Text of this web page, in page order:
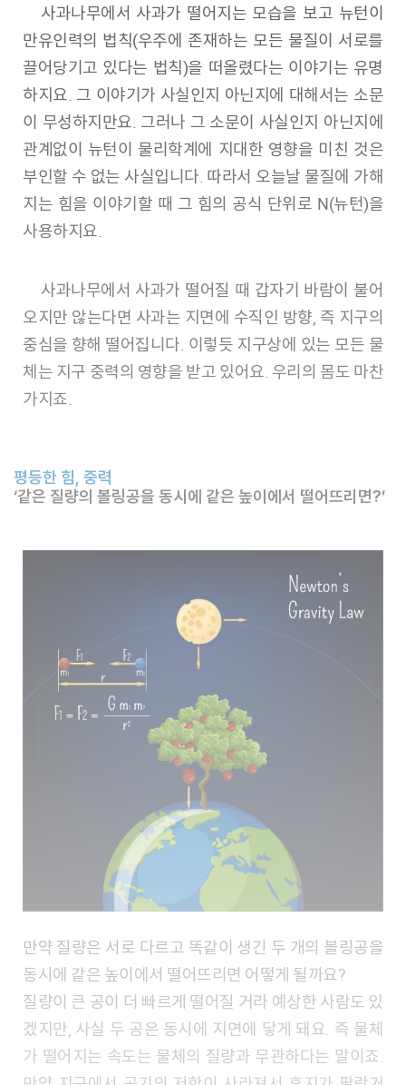
사과나무에서 사과가 떨어지는 모습을 보고 뉴턴이
만유인력의 법칙(우주에 존재하는 모든 물질이 서로를
끌어당기고 있다는 법칙)을 떠올렸다는 이야기는 유명
하지요. 그 이야기가 사실인지 아닌지에 대해서는 소문
이 무성하지만요. 그러나 그 소문이 사실인지 아닌지에
관계없이 뉴턴이 물리학계에 지대한 영향을 미친 것은
부인할 수 없는 사실입니다. 따라서 오늘날 물질에 가해
지는 힘을 이야기할 때 그 힘의 공식 단위로 N(뉴턴)을
사용하지요.
사과나무에서 사과가 떨어질 때 갑자기 바람이 불어
오지만 않는다면 사과는 지면에 수직인 방향, 즉 지구의
중심을 향해 떨어집니다. 이렇듯 지구상에 있는 모든 물
체는 지구 중력의 영향을 받고 있어요. 우리의 몸도 마찬
가지죠.
평등한 힘, 중력
‘같은 질량의 볼링공을 동시에 같은 높이에서 떨어뜨리면?’
만약 질량은 서로 다르고 똑같이 생긴 두 개의 볼링공을
동시에 같은 높이에서 떨어뜨리면 어떻게 될까요?
질량이 큰 공이 더 빠르게 떨어질 거라 예상한 사람도 있
겠지만, 사실 두 공은 동시에 지면에 닿게 돼요. 즉 물체
가 떨어지는 속도는 물체의 질량과 무관하다는 말이죠.